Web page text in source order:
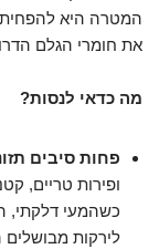
המטרה היא להפחית
את חומרי הגלם
מה כדאי לנסות?
פחות סיבים
ופירות טריים,
כשהמעי דלקתי,
לירקות מבושלים